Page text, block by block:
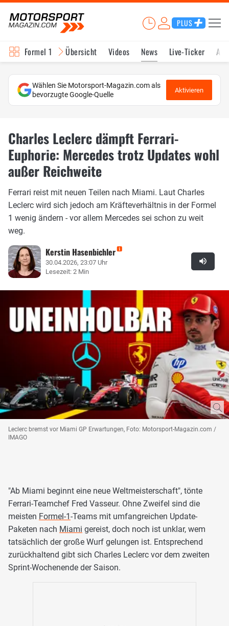
PLUS
Formel 1 Übersicht Videos News Live-Ticker
Wählen Sie Motorsport-Magazin.com als
bevorzugte Google-Quelle
Aktivieren
Charles Leclerc dämpft Ferrari-
Euphorie: Mercedes trotz Updates wohl
außer Reichweite
Ferrari reist mit neuen Teilen nach Miami. Laut Charles
Leclerc wird sich jedoch am Kräfteverhältnis in der Formel
1 wenig ändern - vor allem Mercedes sei schon zu weit
weg.
Kerstin Hasenbichler
30.04.2026, 23:07 Uhr
Lesezeit: 2 Min
Leclerc bremst vor Miami GP Erwartungen, Foto: Motorsport-Magazin.com /
IMAGO
"Ab Miami beginnt eine neue Weltmeisterschaft", tönte
Ferrari-Teamchef Fred Vasseur. Ohne Zweifel sind die
meisten Formel-1-Teams mit umfangreichen Update-
Paketen nach Miami gereist, doch noch ist unklar, wem
tatsächlich der große Wurf gelungen ist. Entsprechend
zurückhaltend gibt sich Charles Leclerc vor dem zweiten
Sprint-Wochenende der Saison.